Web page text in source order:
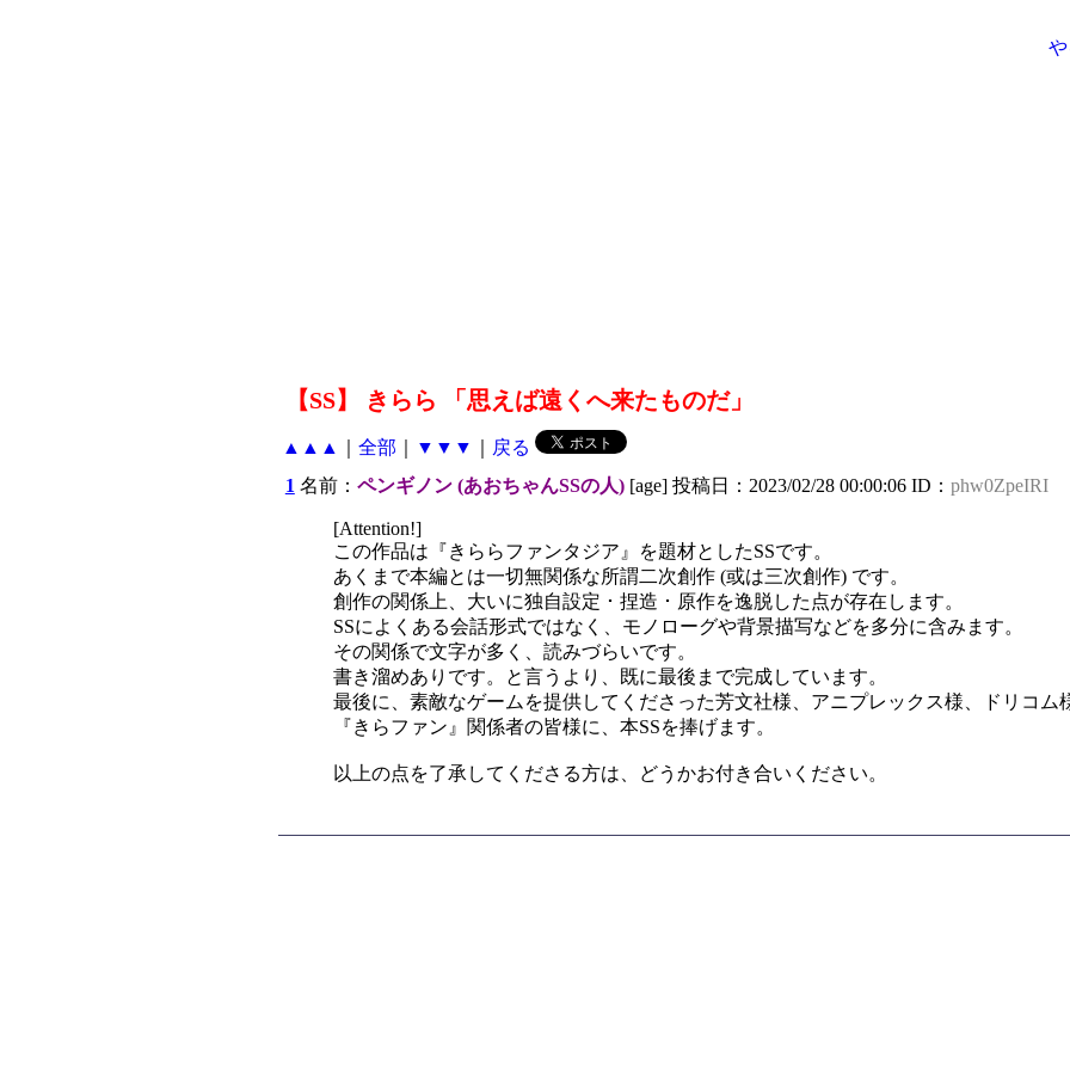
や
【SS】 きらら 「思えば遠くへ来たものだ」
▲▲▲ 全部 ▼▼▼
戻る
1 名前： ペンギノン (あおちゃんSSの人) [age] 投稿日：2023/02/28 00:00:06 ID： phw0ZpeIRI
[Attention!]
この作品は『きららファンタジア』を題材としたSSです。
あくまで本編とは一切無関係な所謂二次創作 (或は三次創作) です。
創作の関係上、大いに独自設定 ･ 捏造 ･ 原作を逸脱した点が存在します。
SSによくある会話形式ではなく、モノローグや背景描写などを多分に含みます。
その関係で文字が多く、読みづらいです。
書き溜めありです。と言うより、既に最後まで完成しています。
最後に、素敵なゲームを提供してくださった芳文社様、アニプレックス様、ドリコム
『きらファン』関係者の皆様に、本SSを捧げます。
以上の点を了承してくださる方は、どうかお付き合いください。